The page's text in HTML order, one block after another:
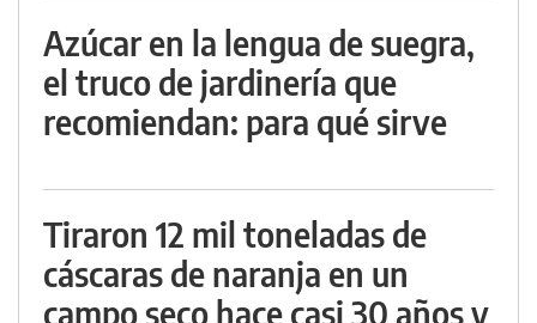
Azúcar en la lengua de suegra,
el truco de jardinería que
recomiendan: para qué sirve
Tiraron 12 mil toneladas de
cáscaras de naranja en un
campo seco hace casi 30 años y